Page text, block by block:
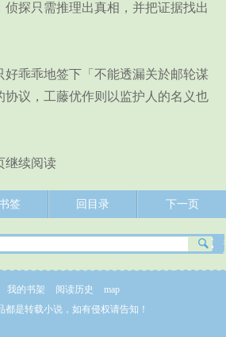
探只需推理出真相，并把证据找出
乖乖地签下「不能透漏关於邮轮谋
协议，工藤优作则以监护人的名义也
续阅读
签 回目录 下一页
我的书架 阅读历史
map
都是转载小说，如有侵权请告知！